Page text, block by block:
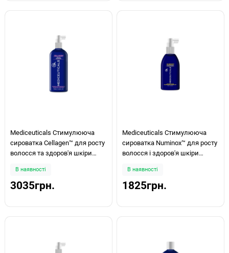
Mediceuticals Стимулююча
сироватка Cellagen™ для росту
волосся та здоров'я шкіри
250мл
В наявності
3035грн.
Mediceuticals Стимулююча
сироватка Numinox™ для росту
волосся і здоров'я шкіри
В наявності
1825грн.